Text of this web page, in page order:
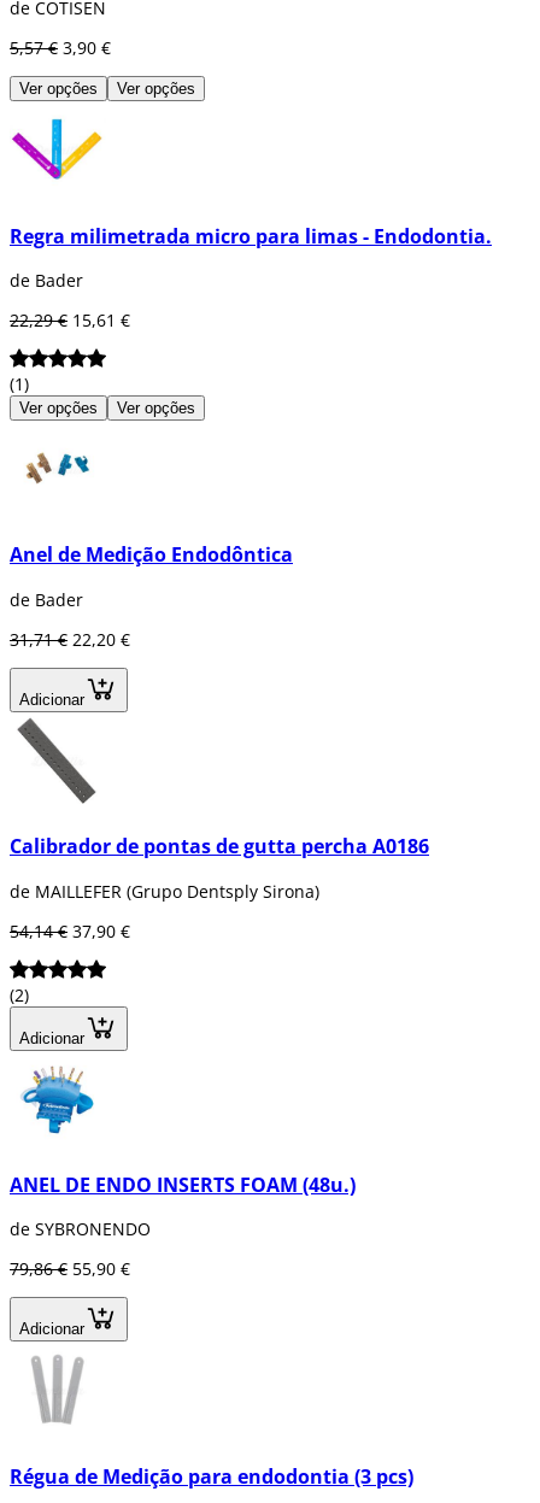
de COTISEN
5,57 € 3,90 €
Ver opções Ver opções
Regra milimetrada micro para limas - Endodontia.
de Bader
22,29 € 15,61 €
(1)
Ver opções Ver opções
Anel de Medição Endodôntica
de Bader
31,71 € 22,20 €
Adicionar
Calibrador de pontas de gutta percha A0186
de MAILLEFER (Grupo Dentsply Sirona)
54,14 € 37,90 €
(2)
Adicionar
ANEL DE ENDO INSERTS FOAM (48u.)
de SYBRONENDO
79,86 € 55,90 €
Adicionar
Régua de Medição para endodontia (3 pcs)